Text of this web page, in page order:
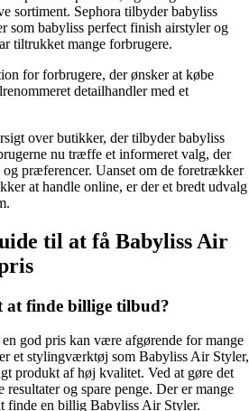
sortiment. Sephora tilbyder babyliss
som babyliss perfect finish airstyler og
tiltrukket mange forbrugere.
for forbrugere, der ønsker at købe
detailhandler med et
over butikker, der tilbyder babyliss
nu træffe et informeret valg, der
og præferencer. Uanset om de foretrækker
at handle online, er der et bredt udvalg
til at få Babyliss Air
finde billige tilbud?
god pris kan være afgørende for mange
et stylingværktøj som Babyliss Air Styler,
produkt af høj kvalitet. Ved at gøre det
og spare penge. Der er mange
finde en billig Babyliss Air Styler.